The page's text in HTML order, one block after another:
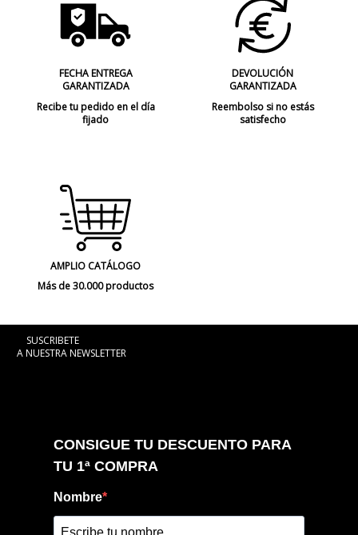
FECHA ENTREGA
GARANTIZADA
Recibe tu pedido en el día
fijado
DEVOLUCIÓN
GARANTIZADA
Reembolso si no estás
satisfecho
AMPLIO CATÁLOGO
Más de 30.000 productos
SUSCRIBETE
A NUESTRA NEWSLETTER